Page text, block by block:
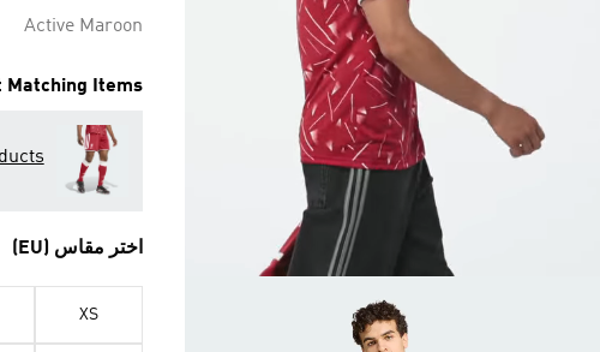
Active Maroon
Matching Items
اختر مقاس (EU)
XS